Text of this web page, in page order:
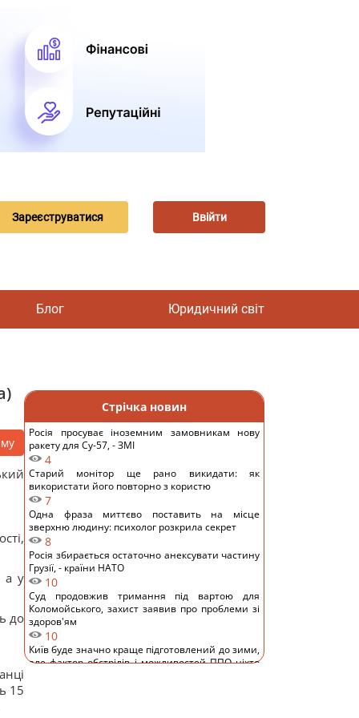
Зареєструватися Ввійти
Блог Юридичний світ
а у
до
15
Стрічка новин
Росія просуває іноземним замовникам нову
ракету для Су-57, - ЗМІ
4
Старий монітор ще рано викидати: як
використати його повторно з користю
7
Одна фраза миттєво поставить на місце
зверхню людину: психолог розкрила секрет
8
Росія збирається остаточно анексувати частину
Грузії, - країни НАТО
10
Суд продовжив тримання під вартою для
Коломойського, захист заявив про проблеми зі
здоров'ям
10
Київ буде значно краще підготовлений до зими,
але фактор обстрілів і можливостей ППО ніхто